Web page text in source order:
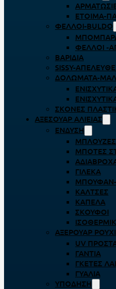
ΈΤΟΙΜΑ-
ΦΕΛΛΟΊ-BULDO
ΦΕΛΛΟΊ -
ΒΑΡΊΔΙΑ
SISSY-
ΔΟΛΏΜΑΤΑ-
ΣΚΌΝΕΣ
ΑΞΕΣΟΥΆΡ ΑΛΙΕΊΑΣ
ΈΝΔΥΣΗ
ΜΠΛΟΎΖΕΣ
ΜΠΌΤΕΣ
ΓΙΛΈΚΑ
ΚΆΛΤΣΕΣ
ΚΑΠΈΛΑ
ΣΚΟΎΦΟΙ
ΑΞΕΡΟΥΆΡ
UV
ΓΆΝΤΙΑ
ΓΚΈΤΕΣ
ΓΥΑΛΙΆ
ΥΠΌΔΗΣΗ